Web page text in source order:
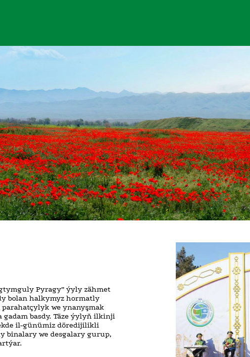
Pyragy” ýyly zähmet
bolan halkymyz hormatly
we ynanyşmak
basdy. Täze ýylyň ilkinji
il-günümiz döredijilikli
binalary we desgalary gurup,